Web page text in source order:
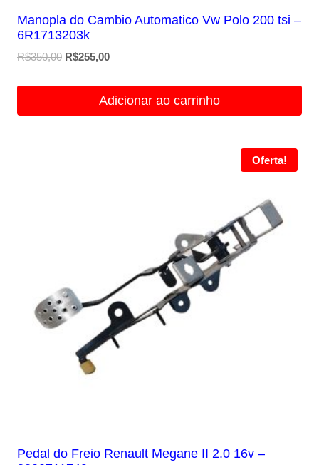
Manopla do Cambio Automatico Vw Polo 200 tsi –
6R1713203k
R$350,00 O
R$255,00O
é:
Adicionar ao carrinho
Oferta!
Pedal do Freio Renault Megane II 2.0 16v –